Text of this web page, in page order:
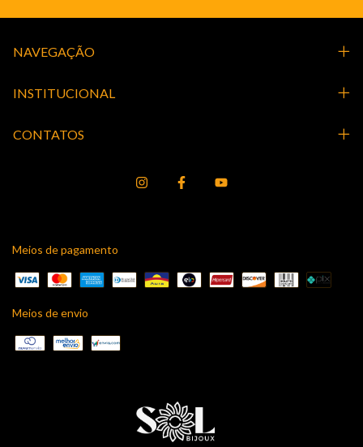
NAVEGAÇÃO
INSTITUCIONAL
CONTATOS
Meios de pagamento
Meios de envio